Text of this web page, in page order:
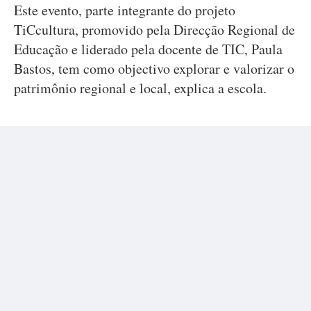
Este evento, parte integrante do projeto
TiCcultura, promovido pela Direcção Regional de
Educação e liderado pela docente de TIC, Paula
Bastos, tem como objectivo explorar e valorizar o
patrimônio regional e local, explica a escola.